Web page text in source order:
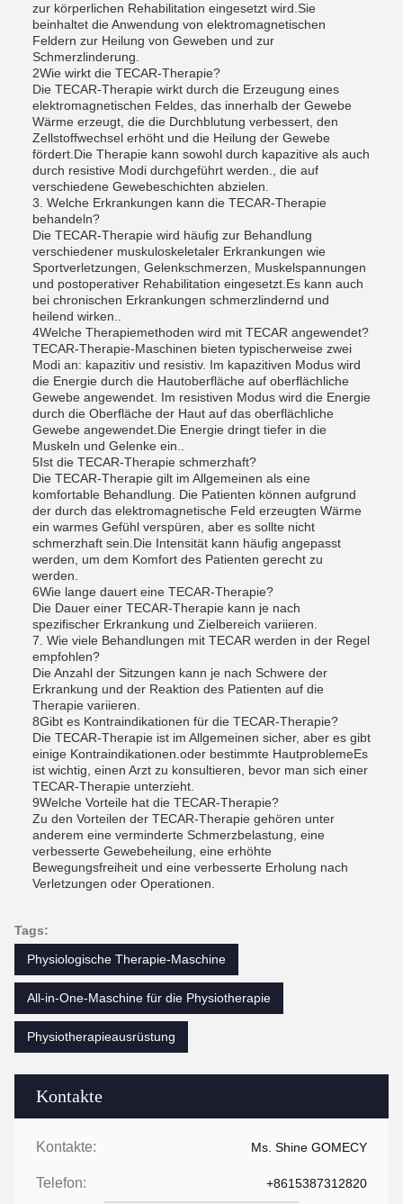
Kontakte
Kontakte: Ms. Shine GOMECY
Telefon: +8615387312820
zur körperlichen Rehabilitation eingesetzt wird.Sie
beinhaltet die Anwendung von elektromagnetischen
Feldern zur Heilung von Geweben und zur
Schmerzlinderung.
2Wie wirkt die TECAR-Therapie?
Die TECAR-Therapie wirkt durch die Erzeugung eines
elektromagnetischen Feldes, das innerhalb der Gewebe
Wärme erzeugt, die die Durchblutung verbessert, den
Zellstoffwechsel erhöht und die Heilung der Gewebe
fördert.Die Therapie kann sowohl durch kapazitive als auch
durch resistive Modi durchgeführt werden., die auf
verschiedene Gewebeschichten abzielen.
3. Welche Erkrankungen kann die TECAR-Therapie
behandeln?
Die TECAR-Therapie wird häufig zur Behandlung
verschiedener muskuloskeletaler Erkrankungen wie
Sportverletzungen, Gelenkschmerzen, Muskelspannungen
und postoperativer Rehabilitation eingesetzt.Es kann auch
bei chronischen Erkrankungen schmerzlindernd und
heilend wirken..
4Welche Therapiemethoden wird mit TECAR angewendet?
TECAR-Therapie-Maschinen bieten typischerweise zwei
Modi an: kapazitiv und resistiv. Im kapazitiven Modus wird
die Energie durch die Hautoberfläche auf oberflächliche
Gewebe angewendet. Im resistiven Modus wird die Energie
durch die Oberfläche der Haut auf das oberflächliche
Gewebe angewendet.Die Energie dringt tiefer in die
Muskeln und Gelenke ein..
5Ist die TECAR-Therapie schmerzhaft?
Die TECAR-Therapie gilt im Allgemeinen als eine
komfortable Behandlung. Die Patienten können aufgrund
der durch das elektromagnetische Feld erzeugten Wärme
ein warmes Gefühl verspüren, aber es sollte nicht
schmerzhaft sein.Die Intensität kann häufig angepasst
werden, um dem Komfort des Patienten gerecht zu
werden.
6Wie lange dauert eine TECAR-Therapie?
Die Dauer einer TECAR-Therapie kann je nach
spezifischer Erkrankung und Zielbereich variieren.
7. Wie viele Behandlungen mit TECAR werden in der Regel
empfohlen?
Die Anzahl der Sitzungen kann je nach Schwere der
Erkrankung und der Reaktion des Patienten auf die
Therapie variieren.
8Gibt es Kontraindikationen für die TECAR-Therapie?
Die TECAR-Therapie ist im Allgemeinen sicher, aber es gibt
einige Kontraindikationen.oder bestimmte HautproblemeEs
ist wichtig, einen Arzt zu konsultieren, bevor man sich einer
TECAR-Therapie unterzieht.
9Welche Vorteile hat die TECAR-Therapie?
Zu den Vorteilen der TECAR-Therapie gehören unter
anderem eine verminderte Schmerzbelastung, eine
verbesserte Gewebeheilung, eine erhöhte
Bewegungsfreiheit und eine verbesserte Erholung nach
Verletzungen oder Operationen.
Tags:
Physiologische Therapie-Maschine
All-in-One-Maschine für die Physiotherapie
Physiotherapieausrüstung